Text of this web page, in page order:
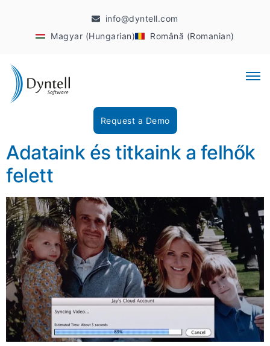
info@dyntell.com
Magyar (Hungarian)
Română (Romanian)
Request a Demo
Adataink és titkaink a felhők
felett